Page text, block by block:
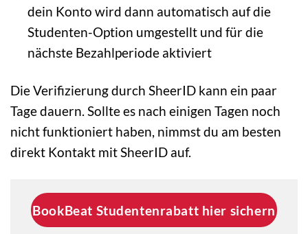
dein Konto wird dann automatisch auf die
Studenten-Option umgestellt und für die
nächste Bezahlperiode aktiviert
Die Verifizierung durch SheerID kann ein paar
Tage dauern. Sollte es nach einigen Tagen noch
nicht funktioniert haben, nimmst du am besten
direkt Kontakt mit SheerID auf.
BookBeat Studentenrabatt hier sichern